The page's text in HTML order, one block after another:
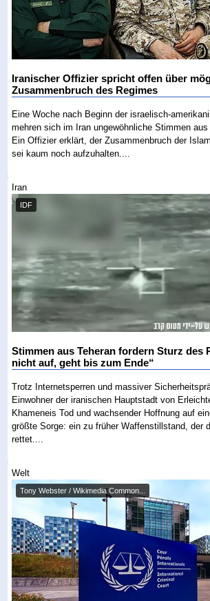
Iranischer Offizier spricht offen über
Zusammenbruch des Regimes
Eine Woche nach Beginn der israelisch-
mehren sich im Iran ungewöhnliche Stimmen
Ein Offizier erklärt, der Zusammenbruch der
sei kaum noch aufzuhalten....
Iran
IDF
Stimmen aus Teheran fordern Sturz des
nicht auf, geht bis zum Ende“
Trotz Internetsperren und massiver
Einwohner der iranischen Hauptstadt von
Khameneis Tod und wachsender Hoffnung auf
größte Sorge: ein zu früher Waffenstillstand, der
rettet....
Welt
Tony Webster / Wikimedia Common...